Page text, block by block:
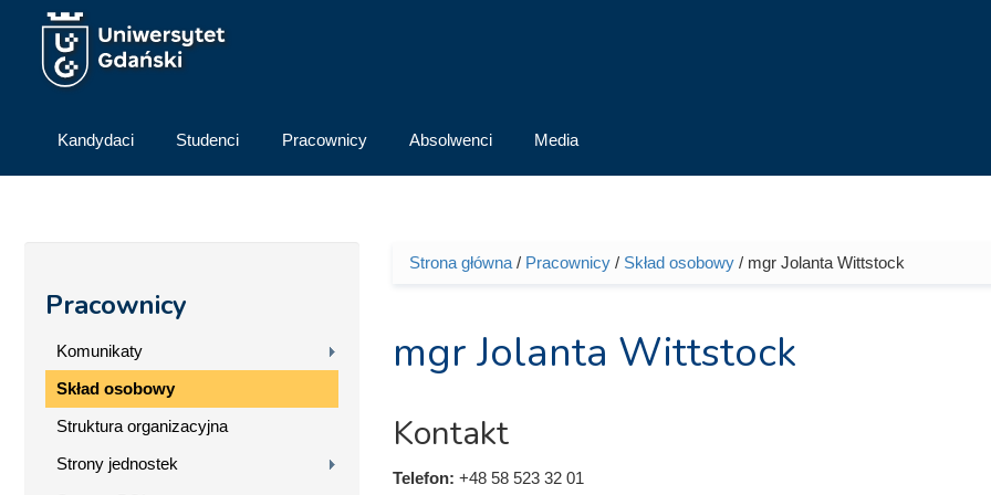
Przejdź do treści
Kandydaci Studenci Pracownicy Absolwenci Media
Pracownicy
Komunikaty
Skład osobowy
Struktura organizacyjna
Strony jednostek
Jesteś tutaj
Strona główna/ Pracownicy/ Skład osobowy/ mgr Jolanta Wittstock
mgr Jolanta Wittstock
Kontakt
Telefon: +48 58 523 32 01